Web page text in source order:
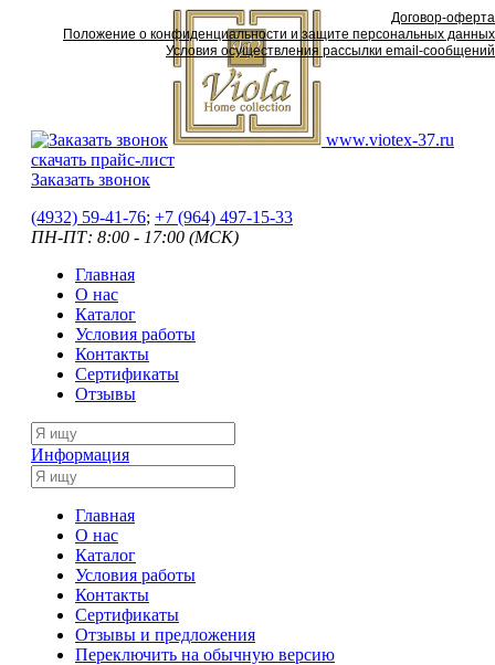
www.viotex-37.ru
скачать прайс-лист
Заказать звонок
(4932) 59-41-76; +7 (964) 497-15-33
ПН-ПТ: 8:00 - 17:00 (МСК)
Главная
О нас
Каталог
Условия работы
Контакты
Сертификаты
Отзывы
Информация
Главная
О нас
Каталог
Условия работы
Контакты
Сертификаты
Отзывы и предложения
Переключить на обычную версию
Договор-оферта
Положение о конфиденциальности и защите персональных данных
Условия осуществления рассылки email-сообщений